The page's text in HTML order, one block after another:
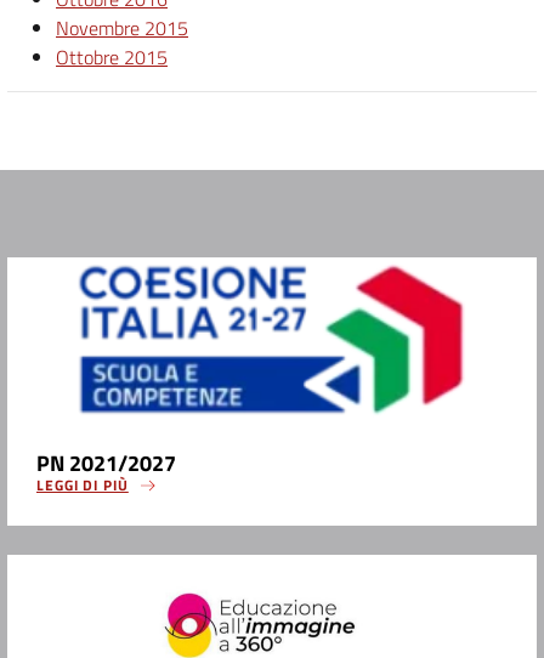
Novembre 2015
Ottobre 2015
PN 2021/2027
LEGGI DI PIÙ